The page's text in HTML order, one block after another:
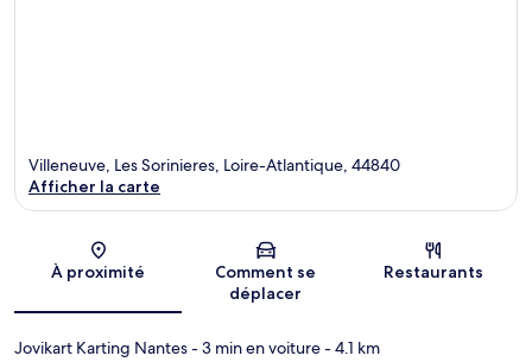
Carte
Villeneuve, Les Sorinieres, Loire-Atlantique, 44840
Afficher la carte
À proximité
Comment se
déplacer
Restaurants
Jovikart Karting Nantes- 3 min en voiture- 4.1 km